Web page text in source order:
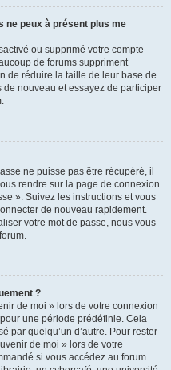
ne peux à présent plus me
ou supprimé votre compte
de forums suppriment
de réduire la taille de leur base de
nouveau et essayez de participer
ne puisse pas être récupéré, il
rendre sur la page de connexion
». Suivez les instructions et vous
de nouveau rapidement.
votre mot de passe, nous vous
?
de moi » lors de votre connexion
une période prédéfinie. Cela
par quelqu’un d’autre. Pour rester
de moi » lors de votre
si vous accédez au forum